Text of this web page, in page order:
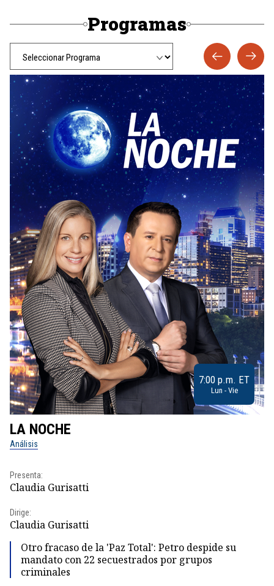
Programas
7:00 p.m. ET
Lun - Vie
LA NOCHE
Análisis
Presenta:
Claudia Gurisatti
Dirige:
Claudia Gurisatti
Otro fracaso de la 'Paz Total': Petro despide su
mandato con 22 secuestrados por grupos
criminales